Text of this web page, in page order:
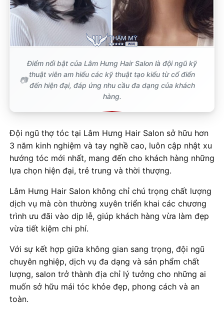
Điểm nổi bật của Lâm Hưng Hair Salon là đội ngũ kỹ
thuật viên am hiểu các kỹ thuật tạo kiểu từ cổ điển
đến hiện đại, đáp ứng nhu cầu đa dạng của khách
hàng.
Đội ngũ thợ tóc tại Lâm Hưng Hair Salon sở hữu hơn
3 năm kinh nghiệm và tay nghề cao, luôn cập nhật xu
hướng tóc mới nhất, mang đến cho khách hàng những
lựa chọn hiện đại, trẻ trung và thời thượng.
Lâm Hưng Hair Salon không chỉ chú trọng chất lượng
dịch vụ mà còn thường xuyên triển khai các chương
trình ưu đãi vào dịp lễ, giúp khách hàng vừa làm đẹp
vừa tiết kiệm chi phí.
Với sự kết hợp giữa không gian sang trọng, đội ngũ
chuyên nghiệp, dịch vụ đa dạng và sản phẩm chất
lượng, salon trở thành địa chỉ lý tưởng cho những ai
muốn sở hữu mái tóc khỏe đẹp, phong cách và an
toàn.